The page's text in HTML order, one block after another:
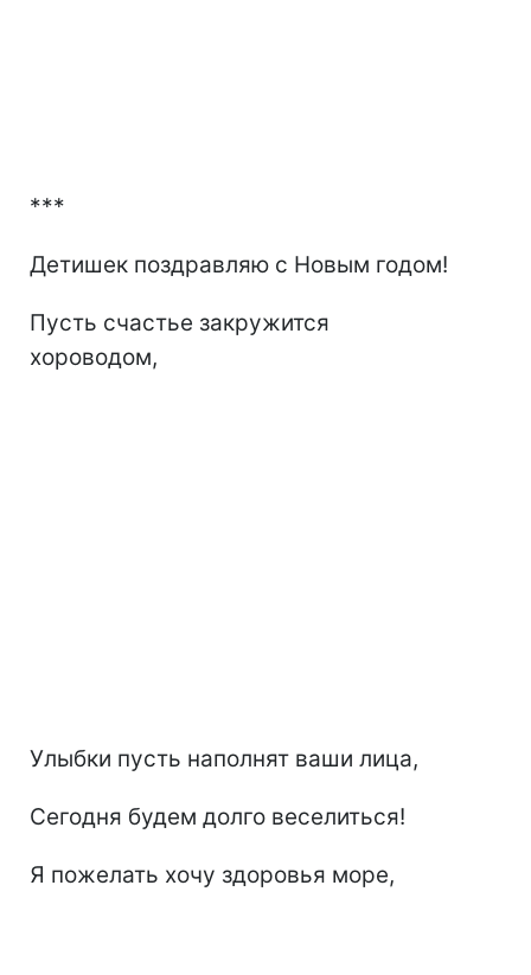
***
Детишек поздравляю с Новым годом!
Пусть счастье закружится
хороводом,
Улыбки пусть наполнят ваши лица,
Сегодня будем долго веселиться!
Я пожелать хочу здоровья море,